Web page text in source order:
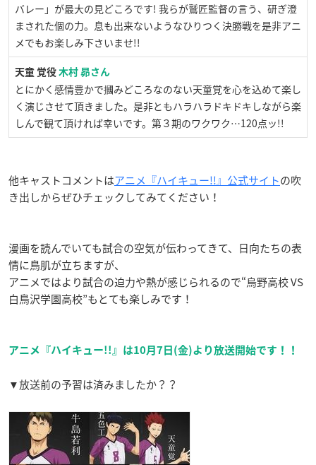
バレー」が最大の見どころです! 我らが鷲匠監督の言う、研ぎ澄
まされた個の力。息も出来ないようなひりつく決勝戦を是非アニ
メでもお楽しみ下さいませ!!
天童 覚役 木村 昴さん
とにかく感情豊かで摑みどころなのない天童覚を心を込めて楽し
く演じさせて頂きました。是非ともハラハラドキドキしながら楽
しんで観て頂ければ幸いです。第３期のワクワク…120点ッ!!
他キャストコメントはアニメ『ハイキュー!!』公式サイトの吹
き出しからぜひチェックしてみてください！
漫画を読んでいても試合の空気が伝わってきて、日向たちの表
情に鳥肌が立ちますが、
アニメではより試合の迫力や熱が感じられるので“烏野高校 VS
白鳥沢学園高校”もとても楽しみです！
アニメ『ハイキュー!!』は10月7日(金)より放送開始です！！
▼放送前の予習は済みましたか？？